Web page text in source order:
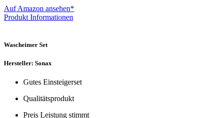
Auf Amazon ansehen*
Produkt Informationen
Wascheimer Set
Hersteller: Sonax
Gutes Einsteigerset
Qualitätsprodukt
Preis Leistung stimmt